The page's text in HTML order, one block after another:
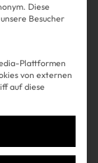
Diese
Besucher
Plattformen
von externen
auf diese